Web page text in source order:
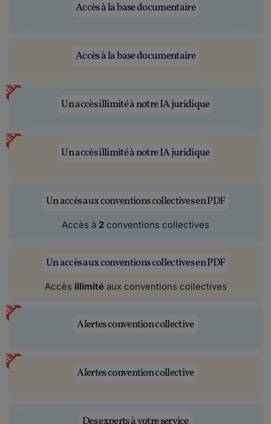
Accès à la base documentaire
Accès à la base documentaire
NEW
Un accès illimité à notre IA juridique
NEW
Un accès illimité à notre IA juridique
Un accès aux conventions collectives en PDF
Accès à 2 conventions collectives
Un accès aux conventions collectives en PDF
Accès illimitéaux conventions collectives
NEW
Alertes convention collective
NEW
Alertes convention collective